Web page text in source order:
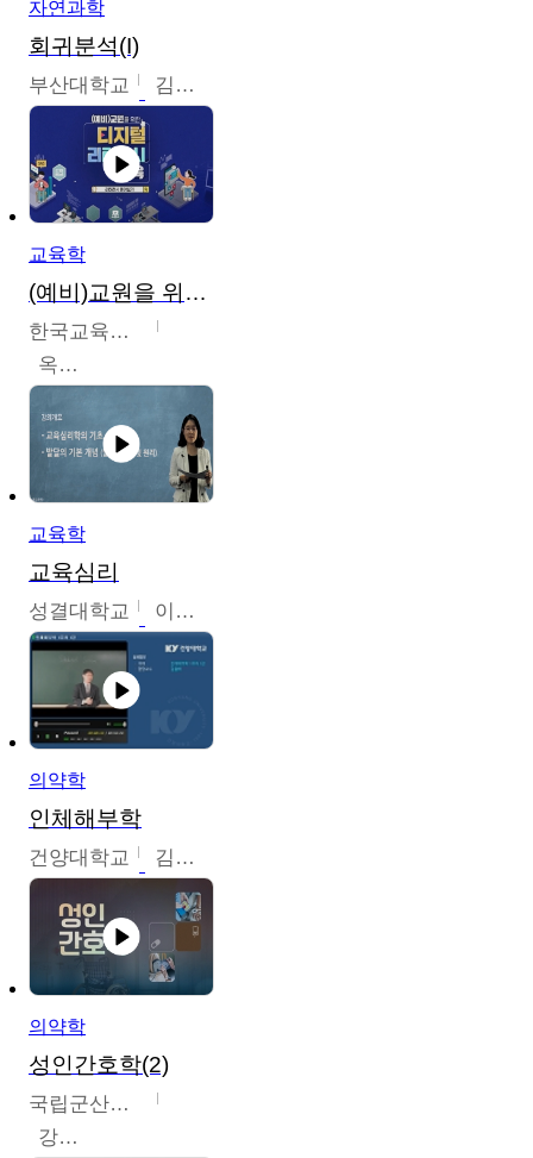
자연과학
회귀분석(I)
부산대학교 김충락
교육학
(예비)교원을 위한 디지털 리터러시 교육
한국교육학술정보원
옥현진
교육학
교육심리
성결대학교 이수경
의약학
인체해부학
건양대학교 김철태
의약학
성인간호학(2)
국립군산대학교
강경아